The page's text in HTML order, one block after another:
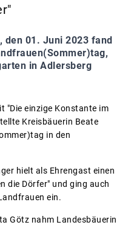
den 01. Juni 2023 fand
in Adlersberg
"Die einzige Konstante im
Kreisbäuerin Beate
in den
hielt als Ehrengast einen
die Dörfer" und ging auch
ein.
Götz nahm Landesbäuerin